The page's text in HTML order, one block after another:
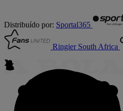
Distribuído por: Sportal365
Ringier South Africa